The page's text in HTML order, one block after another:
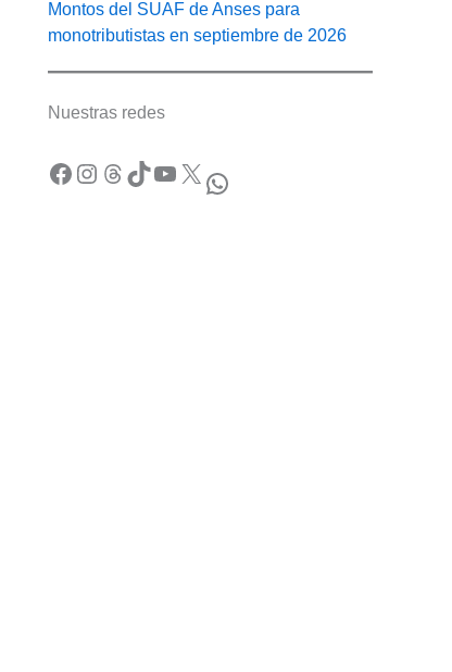
Montos del SUAF de Anses para
monotributistas en septiembre de 2026
Nuestras redes
Facebook Instagram Threads TikTok YouTube X WhatsApp